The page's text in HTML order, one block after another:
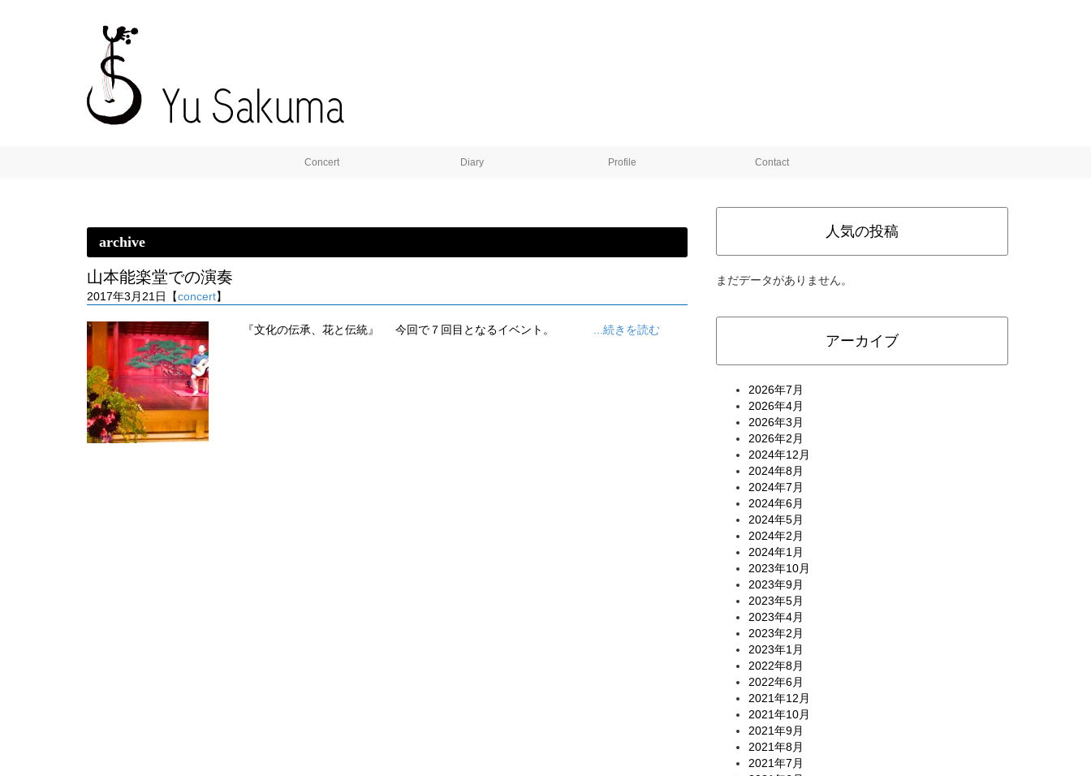
Concert Diary Profile Contact
archive
山本能楽堂での演奏
2017年3月21日【concert】
『文化の伝承、花と伝統』 今回で７回目となるイベント。 ...続きを読む
人気の投稿
まだデータがありません。
アーカイブ
2026年7月
2026年4月
2026年3月
2026年2月
2024年12月
2024年8月
2024年7月
2024年6月
2024年5月
2024年2月
2024年1月
2023年10月
2023年9月
2023年5月
2023年4月
2023年2月
2023年1月
2022年8月
2022年6月
2021年12月
2021年10月
2021年9月
2021年8月
2021年7月